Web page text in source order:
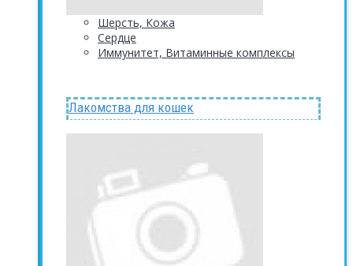
Шерсть, Кожа
Сердце
Иммунитет, Витаминные комплексы
Лакомства для кошек